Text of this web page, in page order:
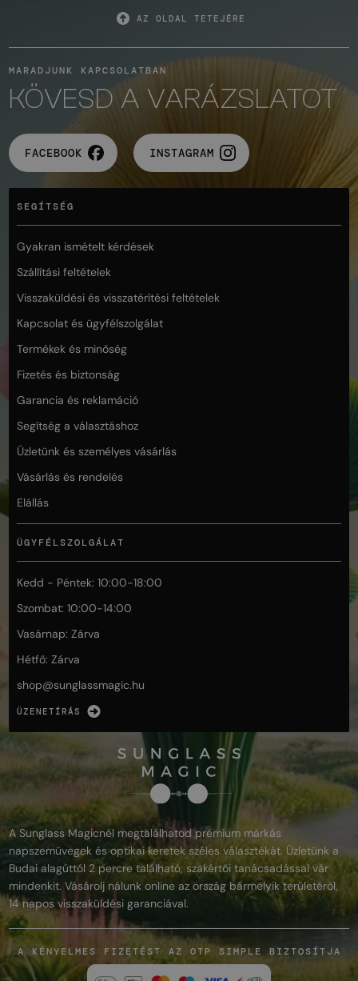
AZ OLDAL TETEJÉRE
MARADJUNK KAPCSOLATBAN
KÖVESD A VARÁZSLATOT
FACEBOOK INSTAGRAM
SEGÍTSÉG
Gyakran ismételt kérdések
Szállítási feltételek
Visszaküldési és visszatérítési feltételek
Kapcsolat és ügyfélszolgálat
Termékek és minőség
Fizetés és biztonság
Garancia és reklamáció
Segítség a választáshoz
Üzletünk és személyes vásárlás
Vásárlás és rendelés
Elállás
ÜGYFÉLSZOLGÁLAT
Kedd - Péntek: 10:00-18:00
Szombat: 10:00-14:00
Vasárnap: Zárva
Hétfő: Zárva
shop@sunglassmagic.hu
ÜZENETÍRÁS
A Sunglass Magicnél megtalálhatod prémium márkás
napszemüvegek és optikai keretek széles választékát. Üzletünk a
Budai alagúttól 2 percre található, szakértői tanácsadással vár
mindenkit. Vásárolj nálunk online az ország bármelyik területéről,
14 napos visszaküldési garanciával.
A KÉNYELMES FIZETÉST AZ OTP SIMPLE BIZTOSÍTJA